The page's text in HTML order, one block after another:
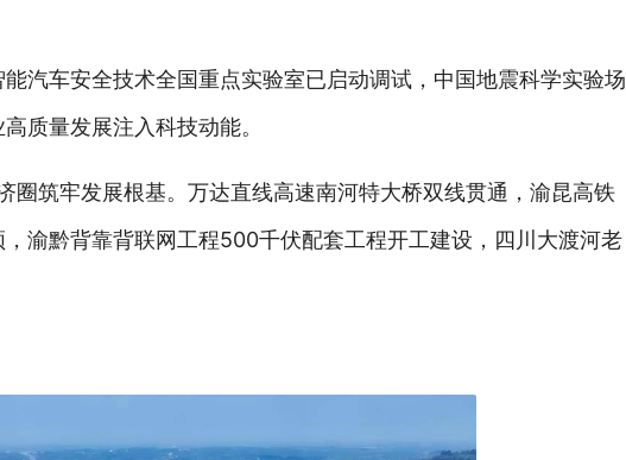
汽车安全技术全国重点实验室已启动调试，中国地震科学实验场
质量发展注入科技动能。
筑牢发展根基。万达直线高速南河特大桥双线贯通，渝昆高铁
渝黔背靠背联网工程500千伏配套工程开工建设，四川大渡河老